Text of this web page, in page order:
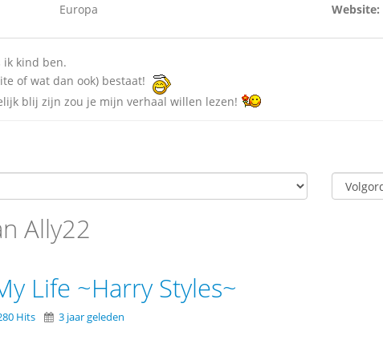
Europa
Website:
ik kind ben.
of wat dan ook) bestaat!
blij zijn zou je mijn verhaal willen lezen!
Ally22
Life ~Harry Styles~
Hits 3 jaar geleden